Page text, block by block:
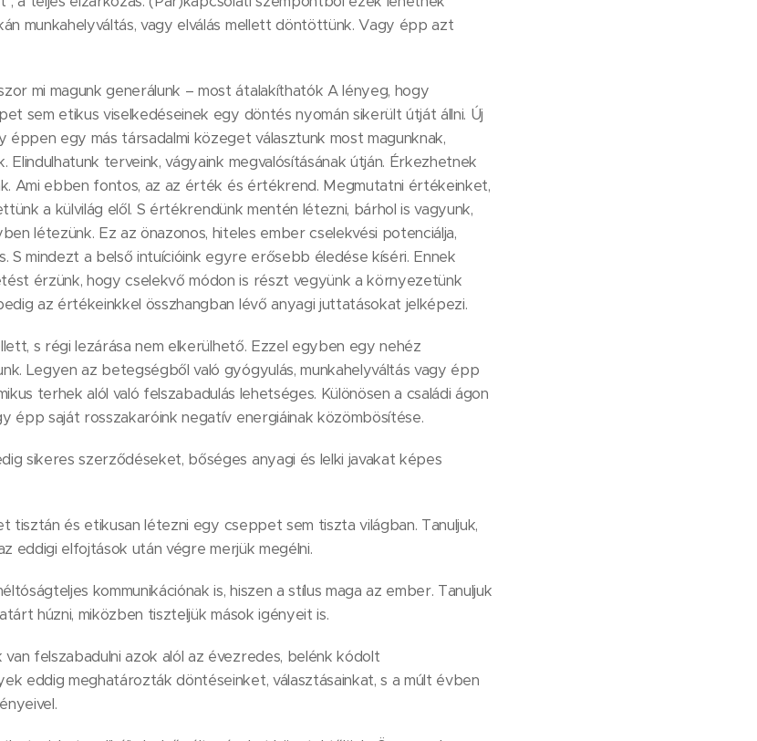
munkahelyváltás, vagy elválás mellett döntöttünk. Vagy épp azt
mi magunk generálunk – most átalakíthatók A lényeg, hogy
sem etikus viselkedéseinek egy döntés nyomán sikerült útját állni. Új
egy más társadalmi közeget választunk most magunknak,
Elindulhatunk terveink, vágyaink megvalósításának útján. Érkezhetnek
Ami ebben fontos, az az érték és értékrend. Megmutatni értékeinket,
a külvilág elől. S értékrendünk mentén létezni, bárhol is vagyunk,
létezünk. Ez az önazonos, hiteles ember cselekvési potenciálja,
S mindezt a belső intuícióink egyre erősebb éledése kíséri. Ennek
érzünk, hogy cselekvő módon is részt vegyünk a környezetünk
az értékeinkkel összhangban lévő anyagi juttatásokat jelképezi.
s régi lezárása nem elkerülhető. Ezzel egyben egy nehéz
Legyen az betegségből való gyógyulás, munkahelyváltás vagy épp
terhek alól való felszabadulás lehetséges. Különösen a családi ágon
épp saját rosszakaróink negatív energiáinak közömbösítése.
sikeres szerződéseket, bőséges anyagi és lelki javakat képes
tisztán és etikusan létezni egy cseppet sem tiszta világban. Tanuljuk,
eddigi elfojtások után végre merjük megélni.
kommunikációnak is, hiszen a stílus maga az ember. Tanuljuk
húzni, miközben tiszteljük mások igényeit is.
felszabadulni azok alól az évezredes, belénk kódolt
eddig meghatározták döntéseinket, választásainkat, s a múlt évben